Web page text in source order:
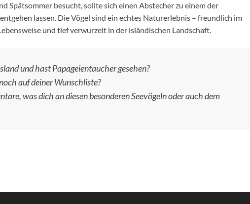
Spätsommer besucht, sollte sich einen Abstecher zu einem der
lassen. Die Vögel sind ein echtes Naturerlebnis – freundlich im
und tief verwurzelt in der isländischen Landschaft.
und hast Papageientaucher gesehen?
auf deiner Wunschliste?
was dich an diesen besonderen Seevögeln oder auch dem